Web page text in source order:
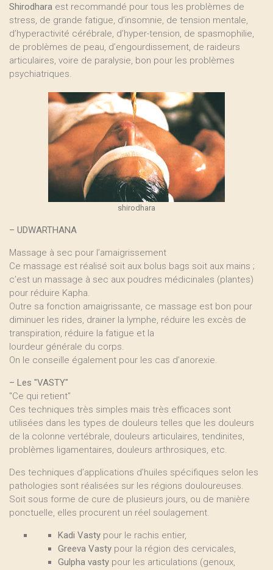
Shirodhara est recommandé pour tous les problèmes de
stress, de grande fatigue, d’insomnie, de tension mentale,
d’hyperactivité cérébrale, d’hyper-tension, de spasmophilie,
de problèmes de peau, d’engourdissement, de raideurs
articulaires, voire de paralysie, bon pour les problèmes
psychiatriques.
shirodhara
– UDWARTHANA
Massage à sec pour l’amaigrissement
Ce massage est réalisé soit aux bolus bags soit aux mains ;
c’est un massage à sec aux poudres médicinales (plantes)
pour réduire Kapha.
Outre sa fonction amaigrissante, ce massage est bon pour
diminuer les rides, drainer la lymphe, réduire les excès de
transpiration, réduire la fatigue et la
lourdeur générale du corps.
On le conseille également pour les cas d’anorexie.
– Les "VASTY"
"Ce qui retient"
Ces techniques très simples mais très efficaces sont
utilisées dans les types de douleurs telles que les douleurs
de la colonne vertébrale, douleurs articulaires, tendinites,
problèmes ligamentaires, douleurs arthrosiques, etc.
Des techniques d’applications d’huiles spécifiques selon les
pathologies sont réalisées sur les régions douloureuses.
Soit sous forme de cure de plusieurs jours, ou de manière
ponctuelle, elles procurent un réel soulagement.
Kadi Vasty pour le rachis entier,
Greeva Vasty pour la région des cervicales,
Gulpha vasty pour les articulations (genoux,